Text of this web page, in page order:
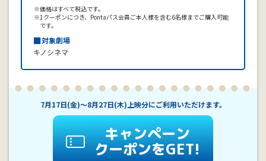
※価格はすべて税込です。
※1クーポンにつき、Pontaパス会員ご本人様を含む6名様までご購入可能
です。
■対象劇場
キノシネマ
7月17日(金)〜8月27日(木)上映分にご利用いただけます。
キャンペーン
クーポンをGET!